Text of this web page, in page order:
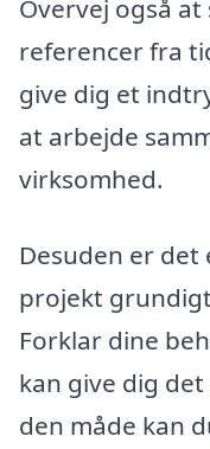
Overvej også
referencer fra
give dig et
at arbejde
virksomhed.
Desuden er
projekt
Forklar dine
kan give dig
den måde kan